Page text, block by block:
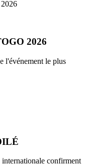
2026
l'événement le plus
confirment